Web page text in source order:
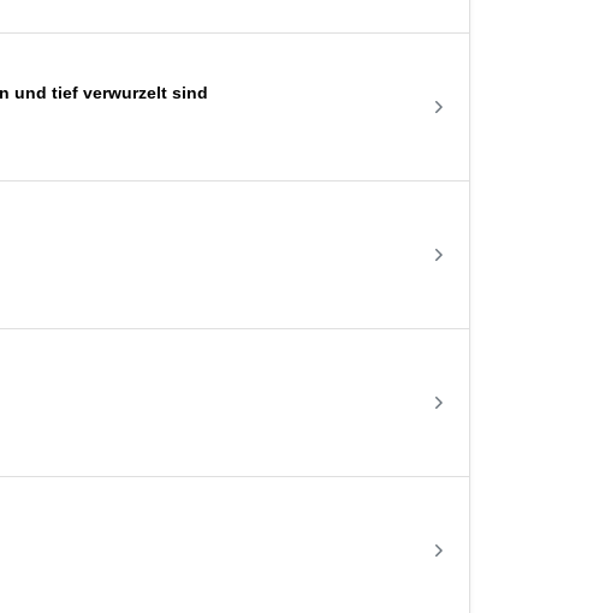
und tief verwurzelt sind